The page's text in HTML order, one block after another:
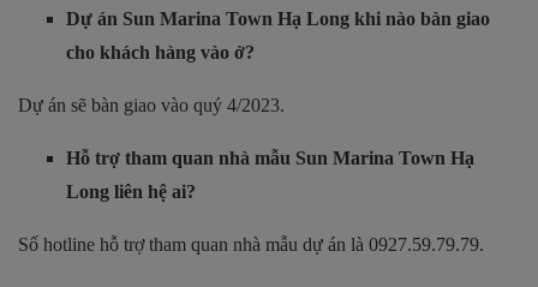
Dự án Sun Marina Town Hạ Long khi nào bàn giao
cho khách hàng vào ở?
Dự án sẽ bàn giao vào quý 4/2023.
Hỗ trợ tham quan nhà mẫu Sun Marina Town Hạ
Long liên hệ ai?
Số hotline hỗ trợ tham quan nhà mẫu dự án là 0927.59.79.79.